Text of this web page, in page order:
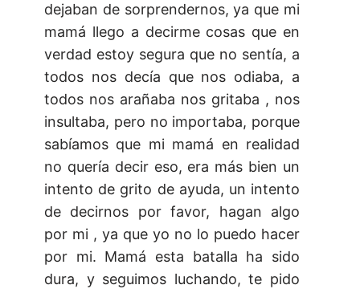
dejaban de sorprendernos, ya que mi
mamá llego a decirme cosas que en
verdad estoy segura que no sentía, a
todos nos decía que nos odiaba, a
todos nos arañaba nos gritaba , nos
insultaba, pero no importaba, porque
sabíamos que mi mamá en realidad
no quería decir eso, era más bien un
intento de grito de ayuda, un intento
de decirnos por favor, hagan algo
por mi , ya que yo no lo puedo hacer
por mi. Mamá esta batalla ha sido
dura, y seguimos luchando, te pido